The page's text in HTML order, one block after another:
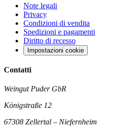
Note legali
Privacy
Condizioni di vendita
Spedizioni e pagamenti
Diritto di recesso
Impostazioni cookie
Contatti
Weingut Puder GbR
Königstraße 12
67308 Zellertal – Niefernheim